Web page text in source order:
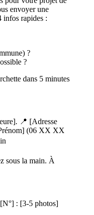
envoyer une
infos rapides :
?
?
dans 5 minutes
📍 [Adresse
(06 XX XX
sous la main. À
: [3-5 photos]